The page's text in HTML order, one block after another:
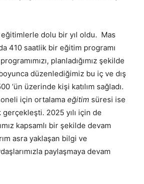
eğitimlerle dolu bir yıl oldu. Mas
410 saatlik bir eğitim programı
planladığımız şekilde
düzenlediğimiz bu iç ve dış
‘ün üzerinde kişi katılım sağladı.
için ortalama eğitim süresi ise
2025 yılı için de
kapsamlı bir şekilde devam
asra yaklaşan bilgi ve
paylaşmaya devam